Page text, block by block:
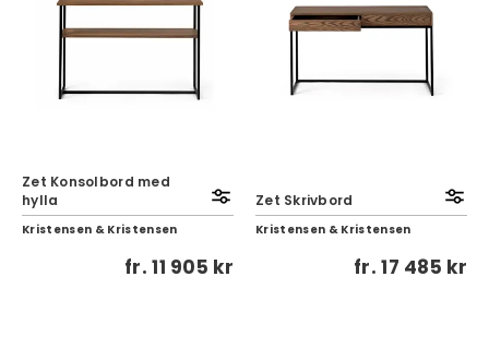
Zet Konsolbord med
hylla
Kristensen & Kristensen
fr.11 905 kr
Zet Skrivbord
Kristensen & Kristensen
fr.17 485 kr